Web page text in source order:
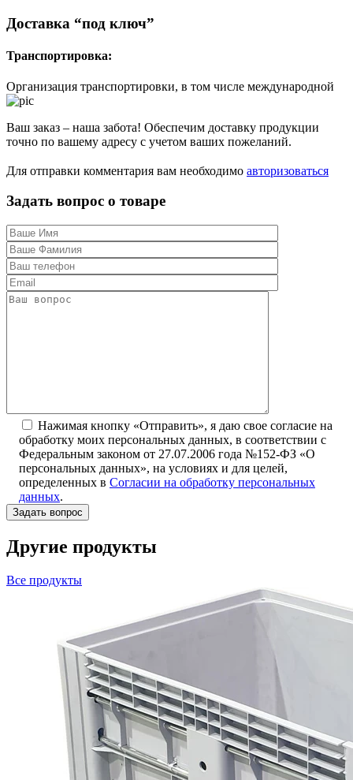
Доставка “под ключ”
Транспортировка:
Организация транспортировки, в том числе международной
Ваш заказ – наша забота! Обеспечим доставку продукции
точно по вашему адресу с учетом ваших пожеланий.
Для отправки комментария вам необходимо авторизоваться
Задать вопрос о товаре
Нажимая кнопку «Отправить», я даю свое согласие на
обработку моих персональных данных, в соответствии с
Федеральным законом от 27.07.2006 года №152-ФЗ «О
персональных данных», на условиях и для целей,
определенных в Согласии на обработку персональных
данных.
Другие продукты
Все продукты